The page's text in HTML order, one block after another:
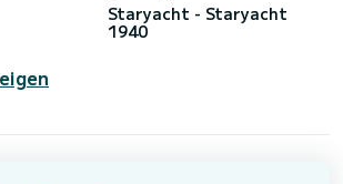
Staryacht - Staryacht
1940